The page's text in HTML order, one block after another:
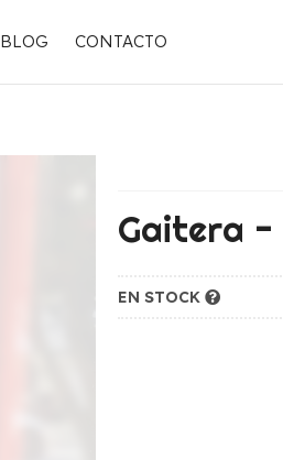
BLOG CONTACTO
Gaitera -
EN STOCK